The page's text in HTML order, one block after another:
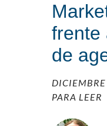
frente
de
PARA LEER